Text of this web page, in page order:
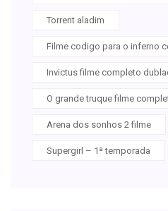
Torrent aladim
Filme codigo para o inferno
Invictus filme completo
O grande truque filme
Arena dos sonhos 2 filme
Supergirl – 1ª temporada